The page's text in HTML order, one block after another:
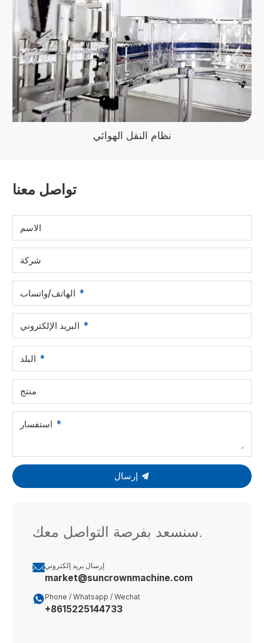
نظام النقل الهوائي
تواصل معنا
الاسم
شركة
الهاتف/واتساب
البريد الإلكتروني
البلد
منتج
استفسار
سنسعد بفرصة التواصل معك.
إرسال بريد إلكتروني
market@suncrownmachine.com
Phone / Whatsapp / Wechat
+8615225144733